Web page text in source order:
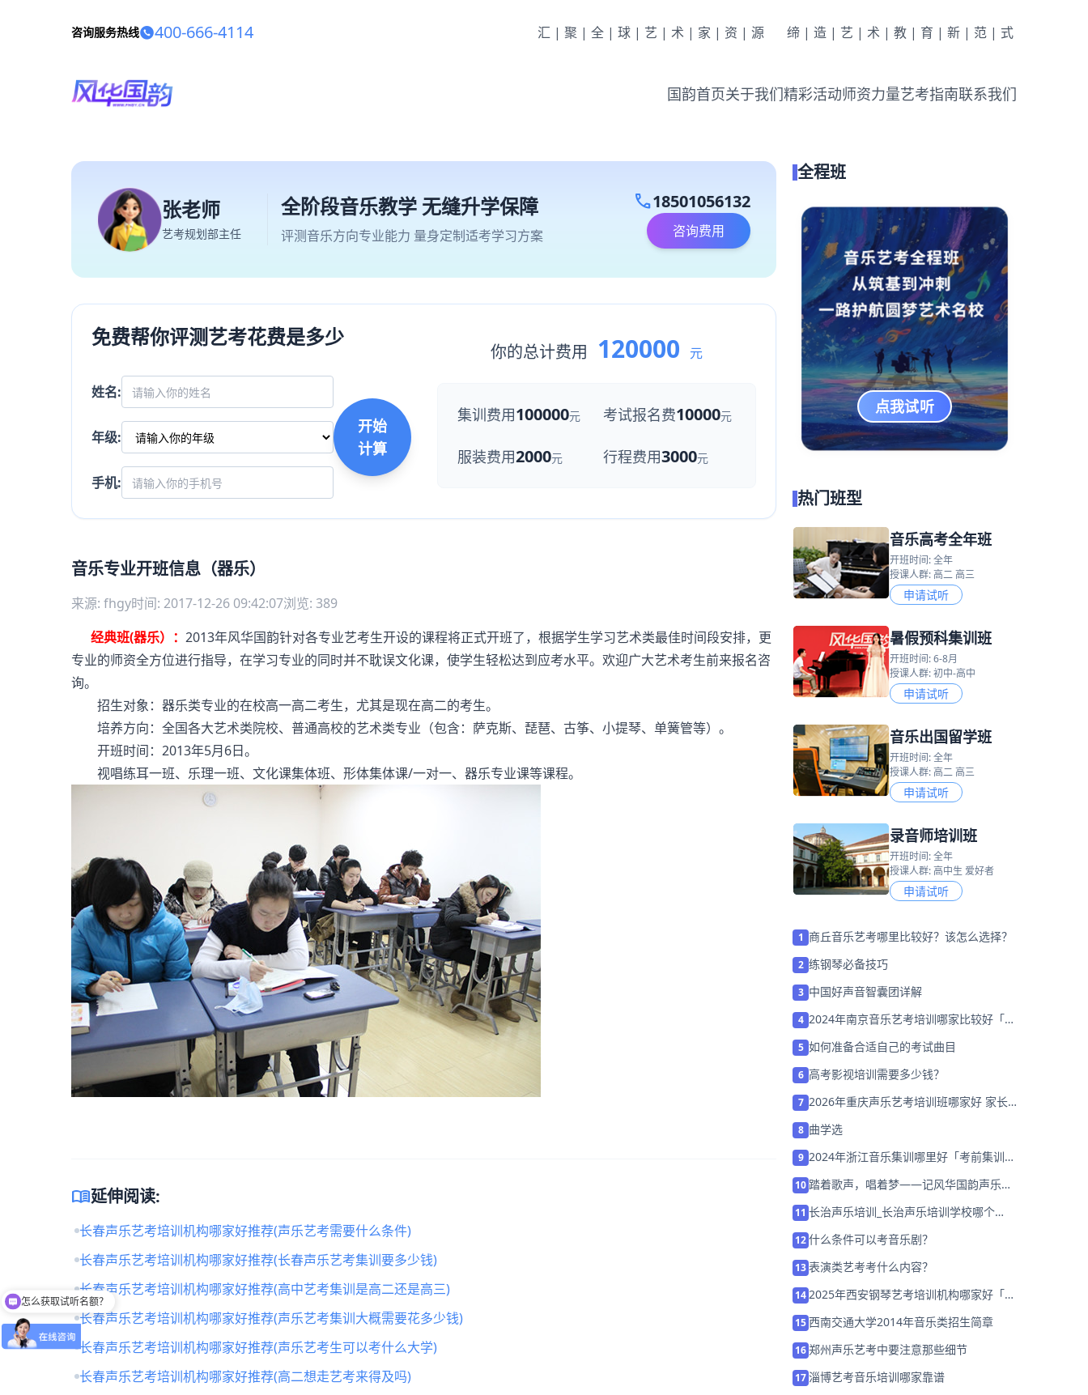
咨询服务热线 400-666-4114 汇|聚|全|球|艺|术|家|资|源 缔|造|艺|术|教|育|新|范|式
国韵首页关于我们精彩活动师资力量艺考指南联系我们
张老师
艺考规划部主任
全阶段音乐教学 无缝升学保障
评测音乐方向专业能力 量身定制适考学习方案
call18501056132
咨询费用
免费帮你评测艺考花费是多少
姓名:
年级:
手机:
开始
计算
你的总计费用 120000 元
集训费用100000元 考试报名费10000元
服装费用2000元 行程费用3000元
音乐专业开班信息（器乐）
来源: fhgy时间: 2017-12-26 09:42:07浏览: 389
经典班(器乐）： 2013年风华国韵针对各专业艺考生开设的课程将正式开班了，根据学生学习艺术类最佳时间段安排，更
专业的师资全方位进行指导，在学习专业的同时并不耽误文化课，使学生轻松达到应考水平。欢迎广大艺术考生前来报名咨
询。
招生对象：器乐类专业的在校高一高二考生，尤其是现在高二的考生。
培养方向：全国各大艺术类院校、普通高校的艺术类专业（包含：萨克斯、琵琶、古筝、小提琴、单簧管等）。
开班时间：2013年5月6日。
视唱练耳一班、乐理一班、文化课集体班、形体集体课/一对一、器乐专业课等课程。
menu_book延伸阅读:
长春声乐艺考培训机构哪家好推荐(声乐艺考需要什么条件)
长春声乐艺考培训机构哪家好推荐(长春声乐艺考集训要多少钱)
长春声乐艺考培训机构哪家好推荐(高中艺考集训是高二还是高三)
长春声乐艺考培训机构哪家好推荐(声乐艺考集训大概需要花多少钱)
长春声乐艺考培训机构哪家好推荐(声乐艺考生可以考什么大学)
长春声乐艺考培训机构哪家好推荐(高二想走艺考来得及吗)
全程班
点我试听
热门班型
音乐高考全年班
开班时间: 全年
授课人群: 高二 高三
申请试听
暑假预科集训班
开班时间: 6-8月
授课人群: 初中-高中
申请试听
音乐出国留学班
开班时间: 全年
授课人群: 高二 高三
申请试听
录音师培训班
开班时间: 全年
授课人群: 高中生 爱好者
申请试听
1 商丘音乐艺考哪里比较好？该怎么选择？
2 练钢琴必备技巧
3 中国好声音智囊团详解
4 2024年南京音乐艺考培训哪家比较好「考
5 如何准备合适自己的考试曲目
6 高考影视培训需要多少钱？
7 2026年重庆声乐艺考培训班哪家好 家长
8 曲学选
9 2024年浙江音乐集训哪里好「考前集训营
10 踏着歌声，唱着梦——记风华国韵声乐汇
11 长治声乐培训_长治声乐培训学校哪个
12什么条件可以考音乐剧？
13表演类艺考考什么内容？
142025年西安钢琴艺考培训机构哪家好「考
15西南交通大学2014年音乐类招生简章
16郑州声乐艺考中要注意那些细节
17淄博艺考音乐培训哪家靠谱
怎么获取试听名额？
留下【姓名】 【微信】即获取免费试听名额